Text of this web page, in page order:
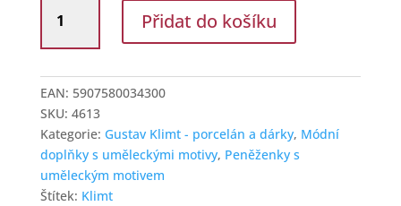
peněženka
na
15
cm
Klimt
Adele
množství
Přidat do košíku
EAN: 5907580034300
SKU: 4613
Kategorie: Gustav Klimt - porcelán a dárky, Módní
doplňky s uměleckými motivy, Peněženky s
uměleckým motivem
Štítek: Klimt